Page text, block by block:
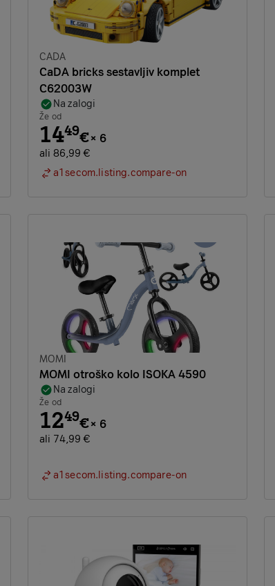
Znamka:
CADA
CaDA bricks sestavljiv komplet
C62003W
Na zalogi
Že od
1449€× 6
ali 86,99 €
a1secom.listing.compare-on
Znamka:
MOMI
MOMI otroško kolo ISOKA 4590
Na zalogi
Že od
1249€× 6
ali 74,99 €
a1secom.listing.compare-on